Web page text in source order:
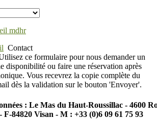
Contact
ce formulaire pour nous demander un
disponibilité ou faire une réservation après
Vous recevrez la copie complète du
dès la validation sur le bouton 'Envoyer'.
: Le Mas du Haut-Roussillac - 4600
F-84820 Visan - M : +33 (0)6 09 61 75 93